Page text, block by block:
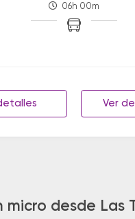
06h 00m
Ver
desde Las